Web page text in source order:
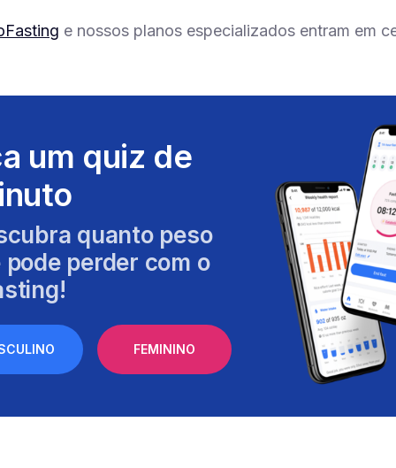
e nossos planos especializados entram em
um quiz de
quanto peso
pode perder com o
FEMININO